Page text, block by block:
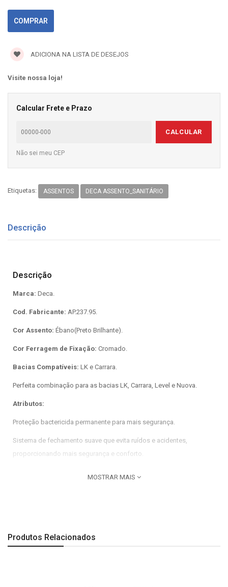
ADICIONA NA LISTA DE DESEJOS
Visite nossa loja!
Calcular Frete e Prazo
CALCULAR
Não sei meu CEP
Etiquetas: ASSENTOS DECA ASSENTO_SANITÁRIO
Descrição
Descrição
Marca: Deca.
Cod. Fabricante: AP.237.95.
Cor Assento: Ébano(Preto Brilhante).
Cor Ferragem de Fixação: Cromado.
Bacias Compatíveis: LK e Carrara.
Perfeita combinação para as bacias LK, Carrara, Level e Nuova.
Atributos:
Proteção bactericida permanente para mais segurança.
Sistema de fechamento suave que evita ruídos e acidentes,
proporcionando mais segurança e conforto.
Imagem Meramente Ilustrativa
MOSTRAR MAIS
Produtos Relacionados